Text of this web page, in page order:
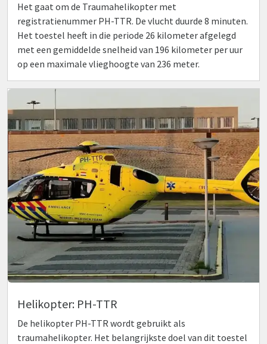
Het gaat om de Traumahelikopter met
registratienummer PH-TTR. De vlucht duurde 8 minuten.
Het toestel heeft in die periode 26 kilometer afgelegd
met een gemiddelde snelheid van 196 kilometer per uur
op een maximale vlieghoogte van 236 meter.
Helikopter: PH-TTR
De helikopter PH-TTR wordt gebruikt als
traumahelikopter. Het belangrijkste doel van dit toestel